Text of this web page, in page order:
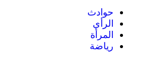
حوادث
الرأي
المرأة
رياضة